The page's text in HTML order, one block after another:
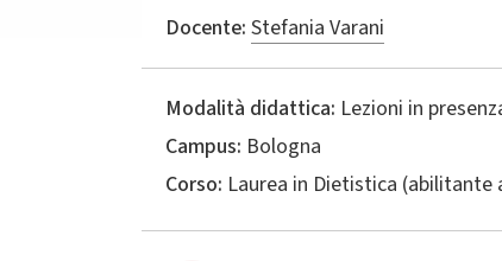
Docente: Stefania Varani
Modalità didattica: Lezioni in
Campus: Bologna
Corso: Laurea in Dietistica (abilitante